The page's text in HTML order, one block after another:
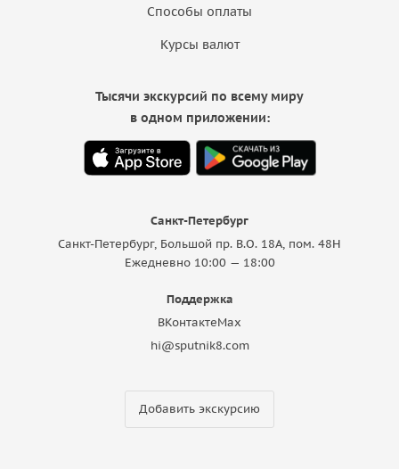
Способы оплаты
Курсы валют
Санкт-Петербург
Санкт-Петербург, Большой пр. В.О. 18A, пом. 48Н
Ежедневно 10:00 — 18:00
Поддержка
ВКонтактеMax
hi@sputnik8.com
Добавить экскурсию
Тысячи экскурсий по всему миру
в одном приложении: